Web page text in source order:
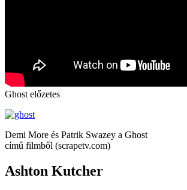
Ghost előzetes
Demi More és Patrik Swazey a Ghost
című filmből (scrapetv.com)
Ashton Kutcher